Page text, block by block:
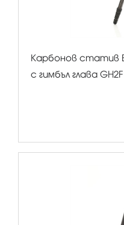
Карбонов статив
с гимбъл глава GH2F